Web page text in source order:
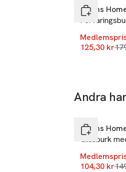
Åhléns
125,30 kr
Andra
Åhléns
Glasburk
104,30 kr